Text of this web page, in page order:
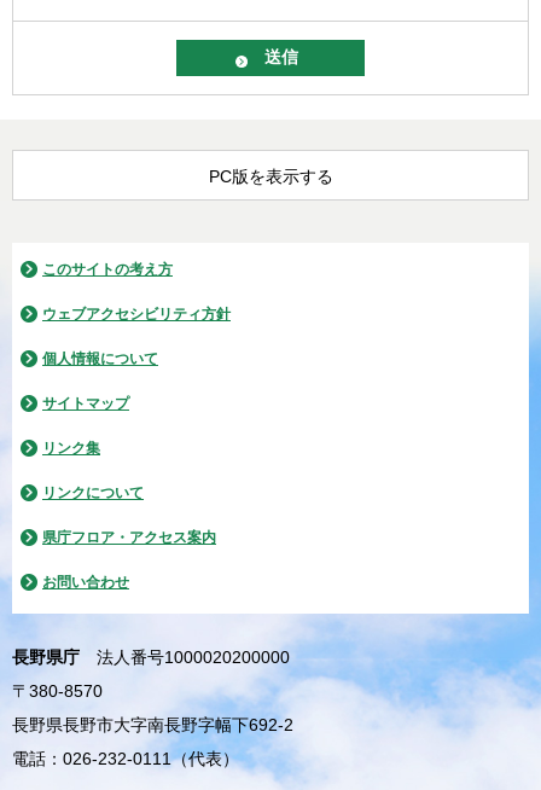
PC版を表示する
このサイトの考え方
ウェブアクセシビリティ方針
個人情報について
サイトマップ
リンク集
リンクについて
県庁フロア・アクセス案内
お問い合わせ
長野県庁
法人番号1000020200000
〒380-8570
長野県長野市大字南長野字幅下692-2
電話：026-232-0111（代表）